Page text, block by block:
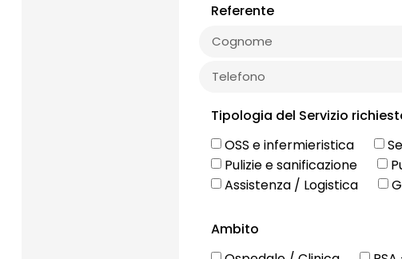
Referente
Tipologia del Servizio
OSS e infermieristica
Pulizie e sanificazione
Assistenza / Logistica
Ambito